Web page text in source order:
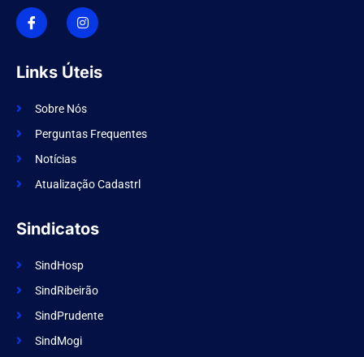
I
c
o
n
f
a
e
o
k
I
n
s
t
g
r
m
Links Úteis
Sobre Nós
Perguntas Frequentes
Notícias
Atualização Cadastrl
Sindicatos
SindHosp
SindRibeirão
SindPrudente
SindMogi